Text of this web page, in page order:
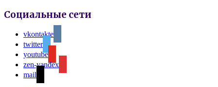
Социальные сети
vkontakte
twitter
youtube
zen-yandex
mail